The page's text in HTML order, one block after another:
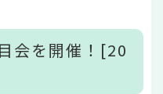
会を開催！[20